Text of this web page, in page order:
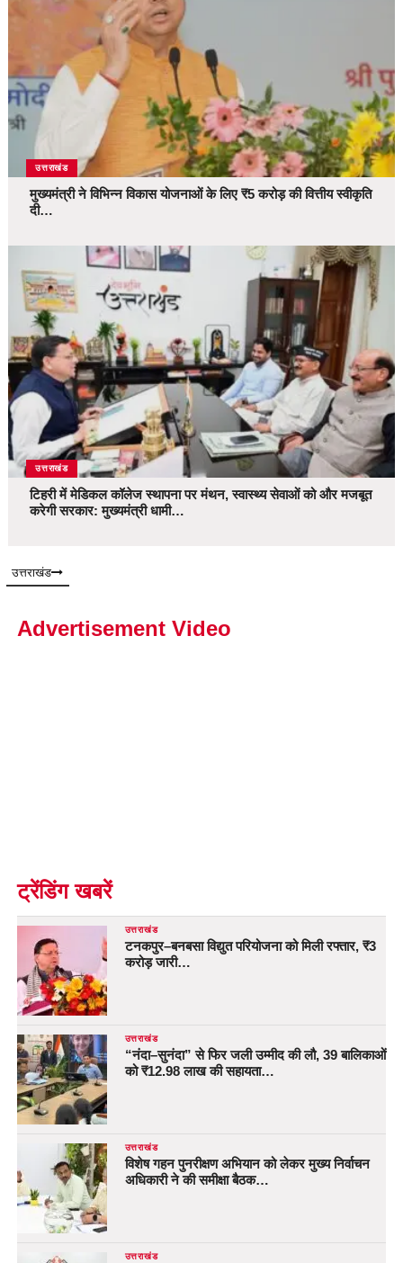
उत्तराखंड
मुख्यमंत्री ने विभिन्न विकास योजनाओं के लिए ₹5 करोड़ की वित्तीय स्वीकृति
दी…
उत्तराखंड
टिहरी में मेडिकल कॉलेज स्थापना पर मंथन, स्वास्थ्य सेवाओं को और मजबूत
करेगी सरकार: मुख्यमंत्री धामी…
उत्तराखंड
Advertisement Video
ट्रेंडिंग खबरें
उत्तराखंड
टनकपुर–बनबसा विद्युत परियोजना को मिली रफ्तार, ₹3
करोड़ जारी…
उत्तराखंड
“नंदा–सुनंदा” से फिर जली उम्मीद की लौ, 39 बालिकाओं
को ₹12.98 लाख की सहायता…
उत्तराखंड
विशेष गहन पुनरीक्षण अभियान को लेकर मुख्य निर्वाचन
अधिकारी ने की समीक्षा बैठक…
उत्तराखंड